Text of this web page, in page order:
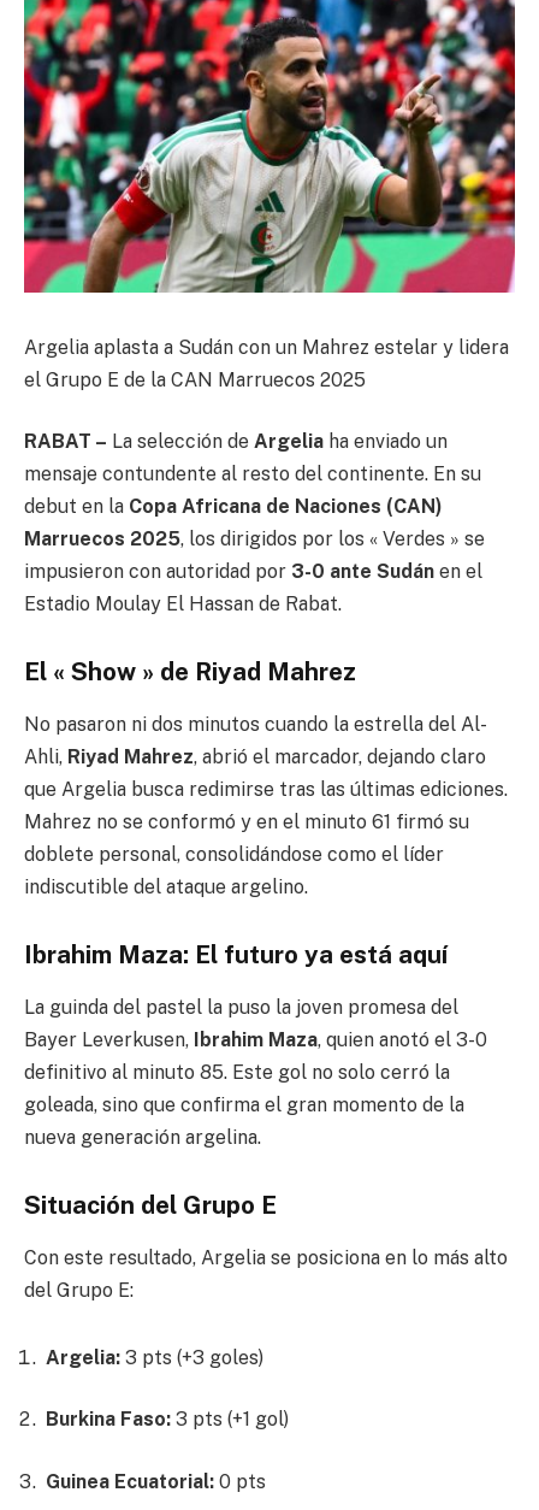
Argelia aplasta a Sudán con un Mahrez estelar y lidera
el Grupo E de la CAN Marruecos 2025
RABAT – La selección de Argelia ha enviado un
mensaje contundente al resto del continente. En su
debut en la Copa Africana de Naciones (CAN)
Marruecos 2025, los dirigidos por los « Verdes » se
impusieron con autoridad por 3-0 ante Sudán en el
Estadio Moulay El Hassan de Rabat.
El « Show » de Riyad Mahrez
No pasaron ni dos minutos cuando la estrella del Al-
Ahli, Riyad Mahrez, abrió el marcador, dejando claro
que Argelia busca redimirse tras las últimas ediciones.
Mahrez no se conformó y en el minuto 61 firmó su
doblete personal, consolidándose como el líder
indiscutible del ataque argelino.
Ibrahim Maza: El futuro ya está aquí
La guinda del pastel la puso la joven promesa del
Bayer Leverkusen, Ibrahim Maza, quien anotó el 3-0
definitivo al minuto 85. Este gol no solo cerró la
goleada, sino que confirma el gran momento de la
nueva generación argelina.
Situación del Grupo E
Con este resultado, Argelia se posiciona en lo más alto
del Grupo E:
Argelia: 3 pts (+3 goles)
Burkina Faso: 3 pts (+1 gol)
Guinea Ecuatorial: 0 pts